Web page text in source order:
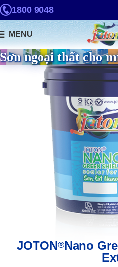
1800 9048
MENU
Sơn ngoại thất cho
JOTON®Nano